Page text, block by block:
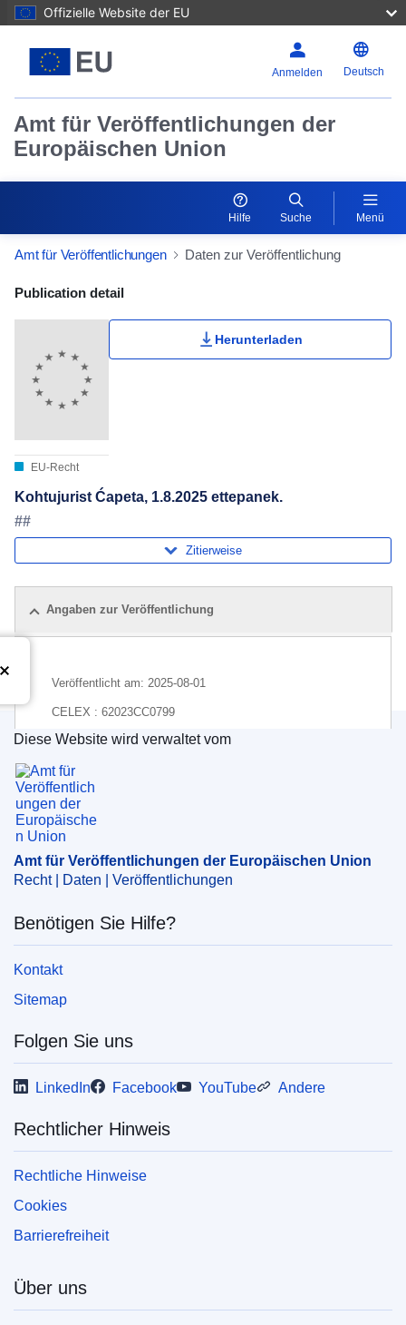
Offizielle Website der EU
Anmelden Deutsch
Amt für Veröffentlichungen der
Europäischen Union
Hilfe Suche Menü
Amt für Veröffentlichungen Daten zur Veröffentlichung
Publication Detail Actions Portlet
Publication detail
EU-Recht
Herunterladen
Kohtujurist Ćapeta, 1.8.2025 ettepanek.
##
Zitierweise
Angaben zur Veröffentlichung
Veröffentlicht am: 2025-08-01
CELEX : 62023CC0799
ECLI : ECLI:EU:C:2025:621
Amt für Veröffentlichungen der Europäischen
Diese Website wird verwaltet vom
Amt für Veröffentlichungen der Europäischen Union
Recht | Daten | Veröffentlichungen
Benötigen Sie Hilfe?
Kontakt
Sitemap
Folgen Sie uns
LinkedIn Facebook YouTube Andere
Rechtlicher Hinweis
Rechtliche Hinweise
Cookies
Barrierefreiheit
Über uns